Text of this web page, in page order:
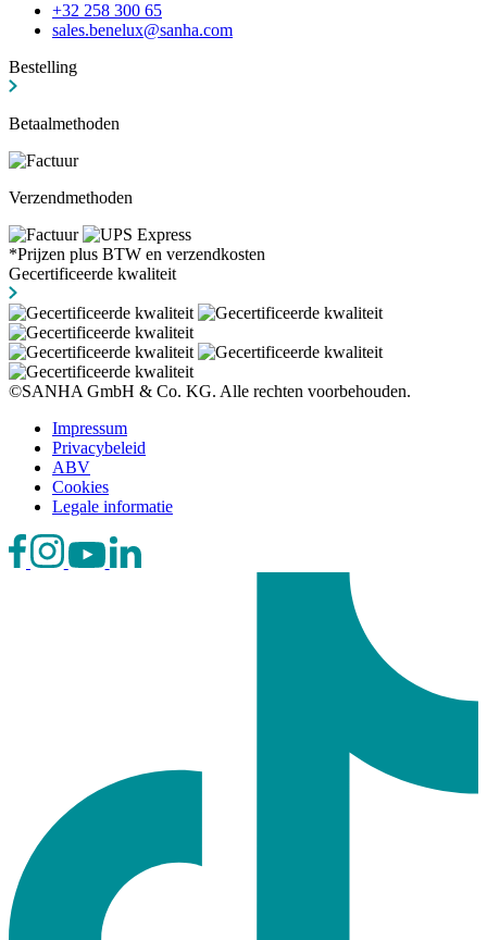
+32 258 300 65
sales.benelux@sanha.com
Bestelling
Betaalmethoden
Verzendmethoden
*Prijzen plus BTW en verzendkosten
Gecertificeerde kwaliteit
©SANHA GmbH & Co. KG. Alle rechten voorbehouden.
Impressum
Privacybeleid
ABV
Cookies
Legale informatie